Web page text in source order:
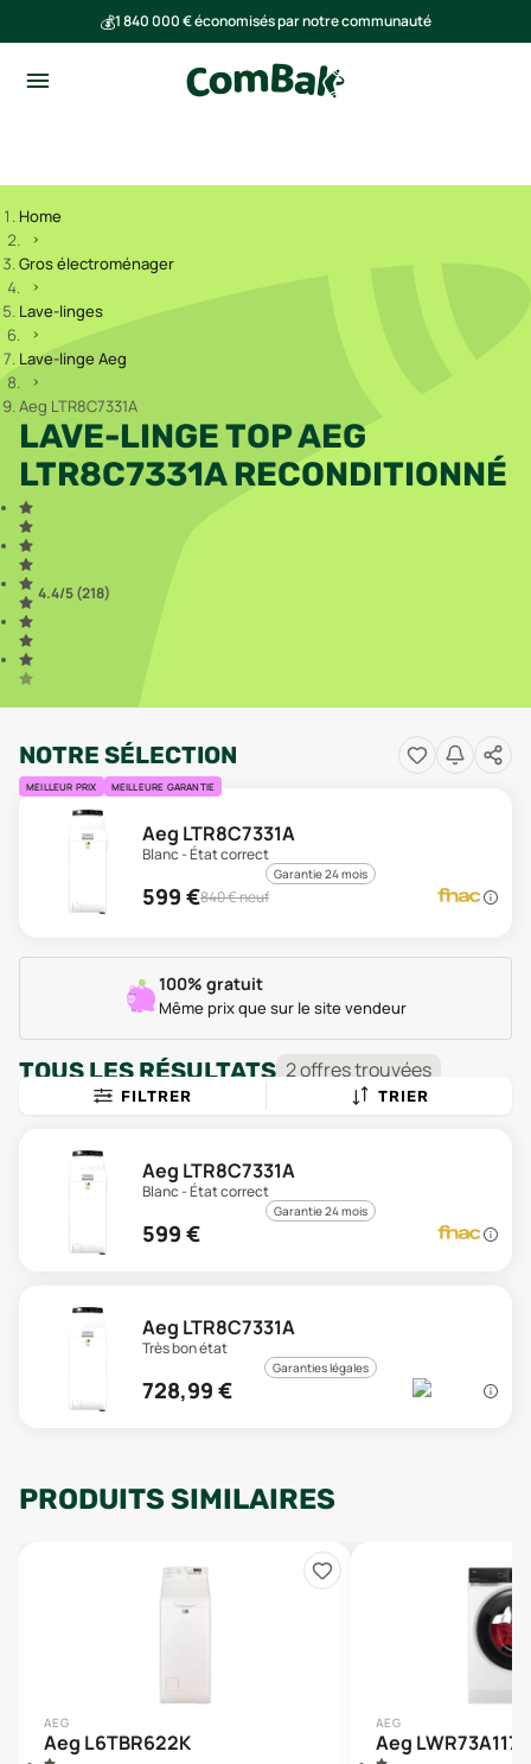
💰1 840 000 € économisés par notre communauté
Home
Gros électroménager
Lave-linges
Lave-linge Aeg
Aeg LTR8C7331A
LAVE-LINGE TOP AEG
LTR8C7331A RECONDITIONNÉ
4.4/5 (218)
NOTRE SÉLECTION
MEILLEUR PRIX MEILLEURE GARANTIE
Aeg LTR8C7331A
Blanc - État correct
Garantie 24 mois
599 €840€ neuf
100% gratuit
Même prix que sur le site vendeur
TOUS LES RÉSULTATS 2offrestrouvées
FILTRER TRIER
Aeg LTR8C7331A
Blanc - État correct
Garantie 24 mois
599 €
Aeg LTR8C7331A
Très bon état
Garanties légales
728,99 €
PRODUITS SIMILAIRES
AEG
Aeg L6TBR622K
AEG
Aeg